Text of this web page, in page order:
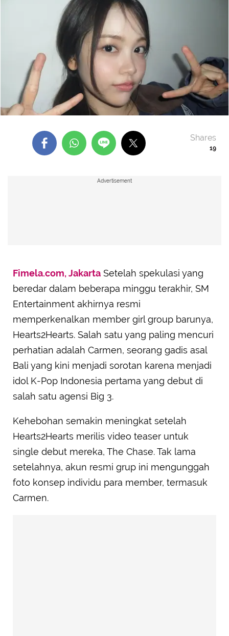
19
Shares
Advertisement
Fimela.com, Jakarta Setelah spekulasi yang
beredar dalam beberapa minggu terakhir, SM
Entertainment akhirnya resmi
memperkenalkan member girl group barunya,
Hearts2Hearts. Salah satu yang paling mencuri
perhatian adalah Carmen, seorang gadis asal
Bali yang kini menjadi sorotan karena menjadi
idol K-Pop Indonesia pertama yang debut di
salah satu agensi Big 3.
Kehebohan semakin meningkat setelah
Hearts2Hearts merilis video teaser untuk
single debut mereka, The Chase. Tak lama
setelahnya, akun resmi grup ini mengunggah
foto konsep individu para member, termasuk
Carmen.